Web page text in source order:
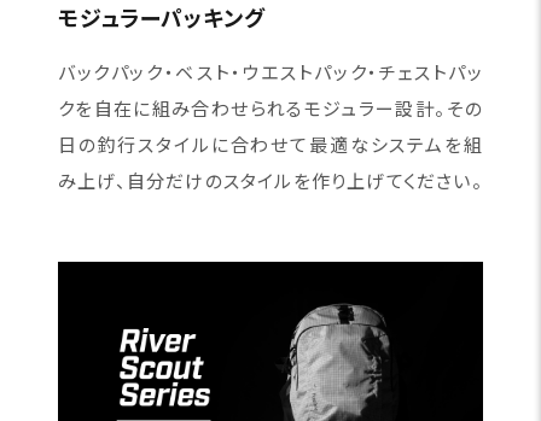
モジュラーパッキング
バックパック・ベスト・ウエストパック・チェストパッ
クを自在に組み合わせられるモジュラー設計。その
日の釣行スタイルに合わせて最適なシステムを組
み上げ、自分だけのスタイルを作り上げてください。